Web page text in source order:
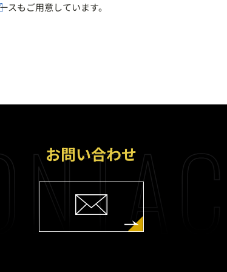
スもご用意しています。
お問い合わせ